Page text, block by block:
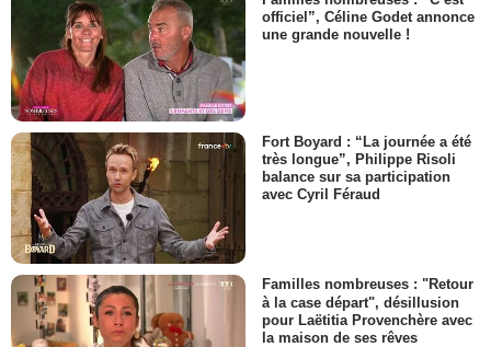
officiel”, Céline Godet annonce
une grande nouvelle !
Fort Boyard : “La journée a été
très longue”, Philippe Risoli
balance sur sa participation
avec Cyril Féraud
Familles nombreuses : "Retour
à la case départ", désillusion
pour Laëtitia Provenchère avec
la maison de ses rêves